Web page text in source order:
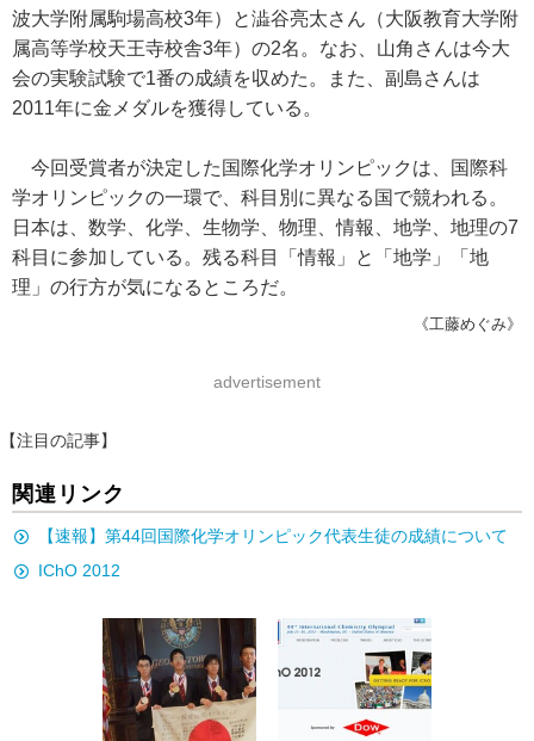
波大学附属駒場高校3年）と澁谷亮太さん（大阪教育大学附
属高等学校天王寺校舎3年）の2名。なお、山角さんは今大
会の実験試験で1番の成績を収めた。また、副島さんは
2011年に金メダルを獲得している。
今回受賞者が決定した国際化学オリンピックは、国際科
学オリンピックの一環で、科目別に異なる国で競われる。
日本は、数学、化学、生物学、物理、情報、地学、地理の7
科目に参加している。残る科目「情報」と「地学」「地
理」の行方が気になるところだ。
《工藤めぐみ》
advertisement
【注目の記事】
関連リンク
【速報】第44回国際化学オリンピック代表生徒の成績について
IChO 2012